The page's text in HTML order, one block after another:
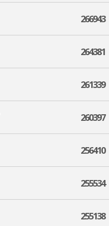
266943
264381
261339
260397
256410
255534
255138